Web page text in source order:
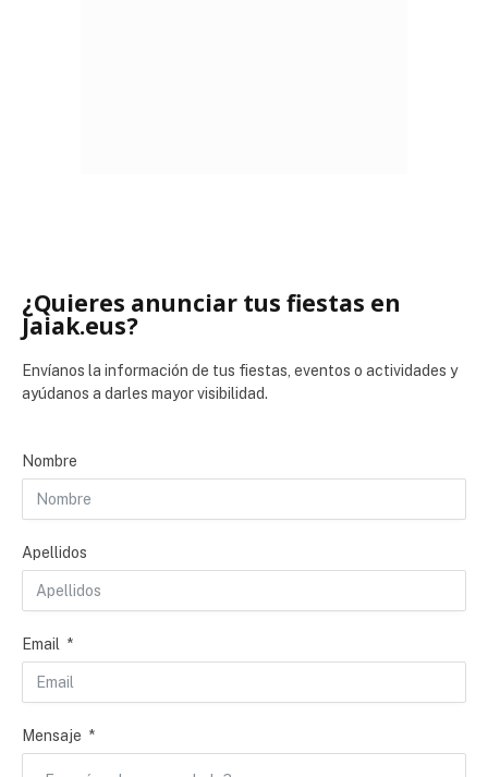
¿Quieres anunciar tus fiestas en
Jaiak.eus?
Envíanos la información de tus fiestas, eventos o actividades y
ayúdanos a darles mayor visibilidad.
Nombre
Apellidos
Email
Mensaje